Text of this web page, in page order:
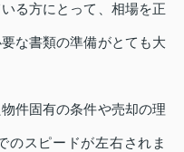
る方にとって、相場を正
な書類の準備がとても大
件固有の条件や売却の理
のスピードが左右されま